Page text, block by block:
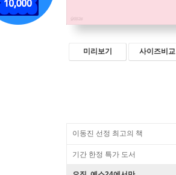
미리보기 사이즈비교
이동진 선정 최고의 책
기간 한정 특가 도서